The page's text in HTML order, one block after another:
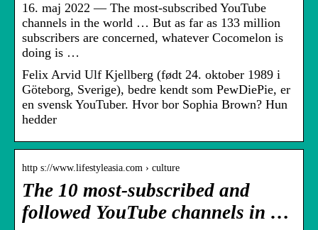
16. maj 2022 — The most-subscribed YouTube
channels in the world … But as far as 133 million
subscribers are concerned, whatever Cocomelon is
doing is …
Felix Arvid Ulf Kjellberg (født 24. oktober 1989 i
Göteborg, Sverige), bedre kendt som PewDiePie, er
en svensk YouTuber. Hvor bor Sophia Brown? Hun
hedder
http s://www.lifestyleasia.com › culture
The 10 most-subscribed and
followed YouTube channels in …